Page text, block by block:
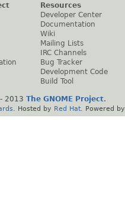
Resources
Developer Center
Documentation
Wiki
Mailing Lists
IRC Channels
Bug Tracker
Development Code
Build Tool
2013 The GNOME Project.
. Hosted by Red Hat . Powered by